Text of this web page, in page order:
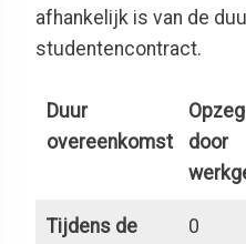
afhankelijk is van de
studentencontract.
Duur
overeenkomst
door
Tijdens de
0